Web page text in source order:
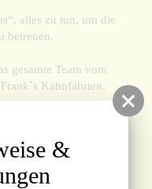
alles zu tun, um die
betreuen.
gesamte Team vom
Kahnfahrten.
&